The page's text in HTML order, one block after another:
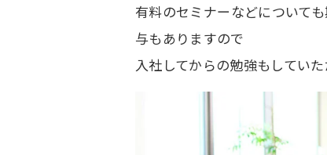
有料のセミナーなどについて
与もありますので
入社してからの勉強もしてい